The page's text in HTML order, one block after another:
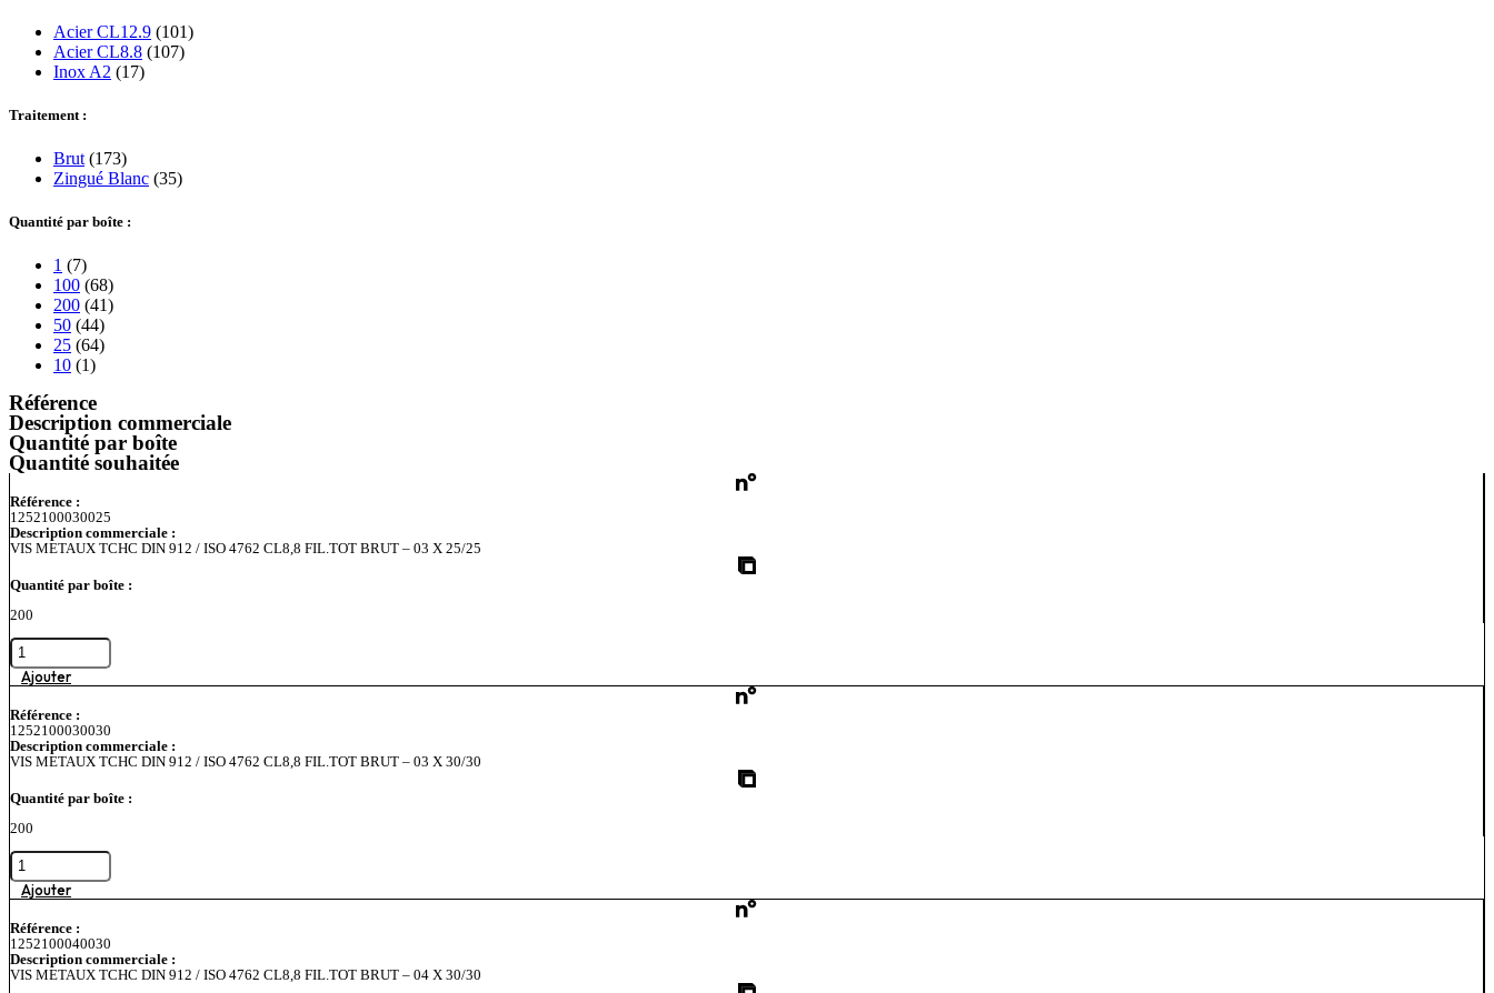
Acier CL12.9 (101)
Acier CL8.8 (107)
Inox A2 (17)
Traitement :
Brut (173)
Zingué Blanc (35)
Quantité par boîte :
1 (7)
100 (68)
200 (41)
50 (44)
25 (64)
10 (1)
Référence
Description commerciale
Quantité par boîte
Quantité souhaitée
Référence :
1252100030025
Description commerciale :
VIS METAUX TCHC DIN 912 / ISO 4762 CL8,8 FIL.TOT BRUT – 03 X 25/25
Quantité par boîte :
200
quantité
de
VIS
METAUX
TCHC
DIN
912
/
ISO
CL8,8
BRUT
03
X
25/25
Ajouter
Référence :
1252100030030
Description commerciale :
VIS METAUX TCHC DIN 912 / ISO 4762 CL8,8 FIL.TOT BRUT – 03 X 30/30
Quantité par boîte :
200
quantité
de
VIS
METAUX
TCHC
DIN
912
/
ISO
Ajouter
Référence :
1252100040030
Description commerciale :
VIS METAUX TCHC DIN 912 / ISO 4762 CL8,8 FIL.TOT BRUT – 04 X 30/30